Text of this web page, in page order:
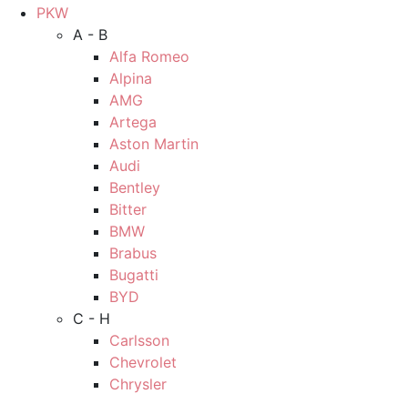
PKW
A - B
Alfa Romeo
Alpina
AMG
Artega
Aston Martin
Audi
Bentley
Bitter
BMW
Brabus
Bugatti
BYD
C - H
Carlsson
Chevrolet
Chrysler